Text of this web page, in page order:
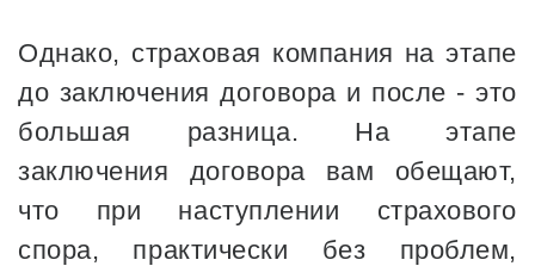
Однако, страховая компания на этапе
до заключения договора и после - это
большая разница. На этапе
заключения договора вам обещают,
что при наступлении страхового
спора, практически без проблем,